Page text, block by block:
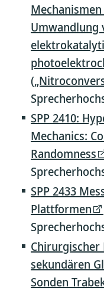
Umwandlung
SPP 2410:
Mechanics:
Randomness
SPP 2433
Plattformen
Chirurgischer
sekundären
Sonden